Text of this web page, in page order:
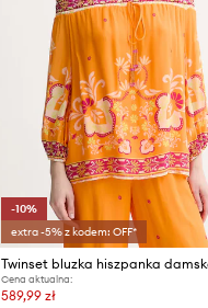
-10%
extra -5% z kodem: OFF*
Cena aktualna:
589,99 zł